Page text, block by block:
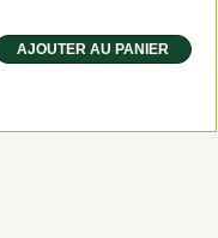
AJOUTER AU PANIER